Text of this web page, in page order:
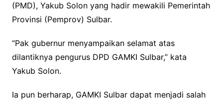
(PMD), Yakub Solon yang hadir mewakili Pemerintah
Provinsi (Pemprov) Sulbar.
“Pak gubernur menyampaikan selamat atas
dilantiknya pengurus DPD GAMKI Sulbar,” kata
Yakub Solon.
Ia pun berharap, GAMKI Sulbar dapat menjadi salah